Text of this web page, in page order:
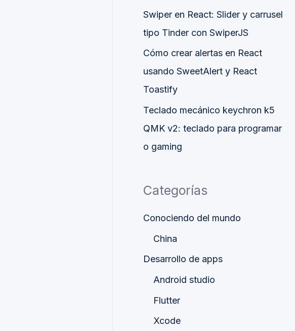
Swiper en React: Slider y carrusel
tipo Tinder con SwiperJS
Cómo crear alertas en React
usando SweetAlert y React
Toastify
Teclado mecánico keychron k5
QMK v2: teclado para programar
o gaming
Categorías
Conociendo del mundo
China
Desarrollo de apps
Android studio
Flutter
Xcode